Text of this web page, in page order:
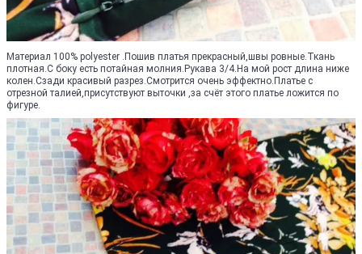
Материал 100% polyester .Пошив платья прекрасный,швы ровные.Ткань
плотная.С боку есть потайная молния.Рукава 3/4.На мой рост длина ниже
колен.Сзади красивый разрез.Смотрится очень эффектно.Платье с
отрезной талией,присутствуют выточки ,за счёт этого платье ложится по
фигуре.